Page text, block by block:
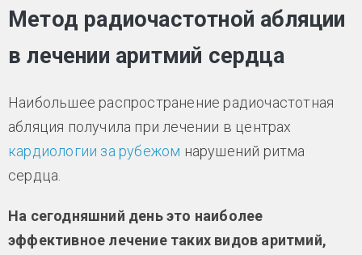
Метод радиочастотной абляции
в лечении аритмий сердца
Наибольшее распространение радиочастотная
абляция получила при лечении в центрах
кардиологии за рубежом нарушений ритма
сердца.
На сегодняшний день это наиболее
эффективное лечение таких видов аритмий,